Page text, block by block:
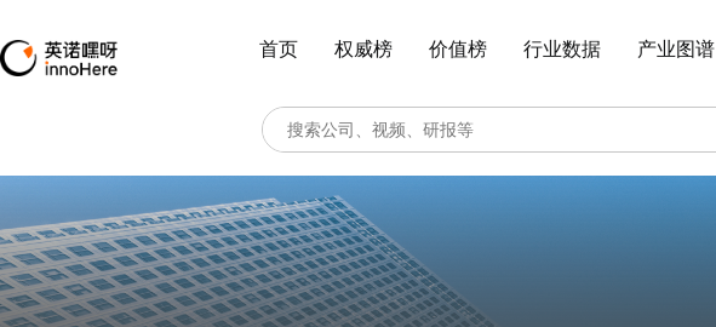
首页 权威榜 价值榜 行业数据 产业图谱